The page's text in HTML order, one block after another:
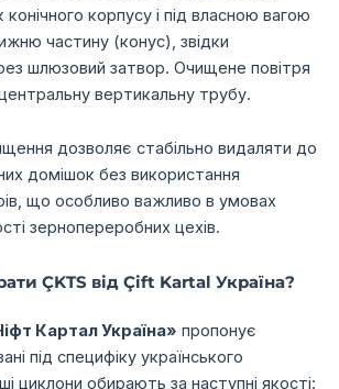
конічного корпусу і під власною вагою
частину (конус), звідки
шлюзовий затвор. Очищене повітря
вертикальну трубу.
дозволяє стабільно видаляти до
домішок без використання
що особливо важливо в умовах
зернопереробних цехів.
ÇKTS від Çift Kartal Україна?
Картал Україна» пропонує
під специфіку українського
циклони обирають за наступні якості: